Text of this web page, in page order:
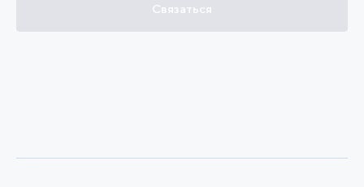
Связаться